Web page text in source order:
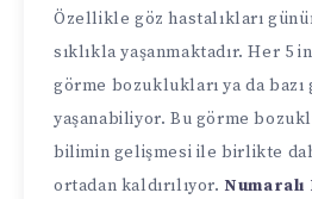
Özellikle göz hastalıkları
sıklıkla yaşanmaktadır. Her 5
görme bozuklukları ya da bazı
yaşanabiliyor. Bu görme
bilimin gelişmesi ile birlikte
ortadan kaldırılıyor. Numaralı